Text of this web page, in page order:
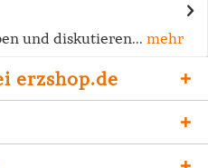
und diskutieren... mehr
erzshop.de